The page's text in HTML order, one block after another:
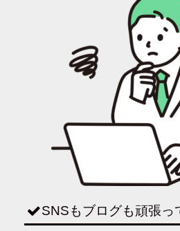
SNSもブログも頑張っ